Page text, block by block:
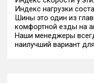
Индекс нагрузки
Шины это один из
комфортной езды на
Наши менеджеры
наилучший вариант